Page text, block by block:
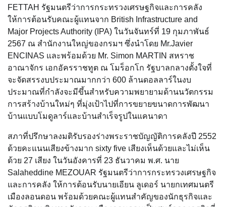
FETTAH รัฐมนตรีว่าการกระทรวงเศรษฐกิจและการคลัง
ให้การต้อนรับคณะผู้แทนจาก British Infrastructure and
Major Projects Authority (IPA) ในวันจันทร์ที่ 19 กุมภาพันธ์
2567 ณ สำนักงานใหญ่ของกรมฯ ซึ่งนำโดย Mr.Javier
ENCINAS และพร้อมด้วย Mr. Simon MARTIN สหราช
อาณาจักร เอกอัครราชทูต ณ โมร็อกโก รัฐบาลกลางตั้งใจที่
จะจัดสรรงบประมาณมากกว่า 600 ล้านดอลลาร์ในงบ
ประมาณที่กำลังจะมีขึ้นสำหรับความพยายามด้านนวัตกรรม
การสร้างบ้านใหม่ๆ ที่มุ่งเป้าไปที่การขยายขนาดการพัฒนา
บ้านแบบโมดูลาร์และบ้านสำเร็จรูปในแคนาดา
สภาที่ปรึกษาลงมติรับรองร่างพระราชบัญญัติการคลังปี 2552
ด้วยคะแนนเสียงข้างมาก sixty five เสียงเห็นด้วยและไม่เห็น
ด้วย 27 เสียง ในวันอังคารที่ 23 ธันวาคม พ.ศ. นาย
Salaheddine MEZOUAR รัฐมนตรีว่าการกระทรวงเศรษฐกิจ
และการคลัง ให้การต้อนรับนายเอียน ลูเดอร์ นายกเทศมนตรี
เมืองลอนดอน พร้อมด้วยคณะผู้แทนสำคัญของนักธุรกิจและ